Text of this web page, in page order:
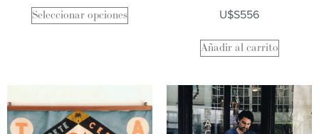
Seleccionar opciones U$S556
Añadir al carrito